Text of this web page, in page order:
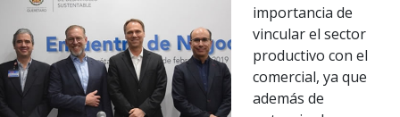
importancia de
vincular el sector
productivo con el
comercial, ya que
además de